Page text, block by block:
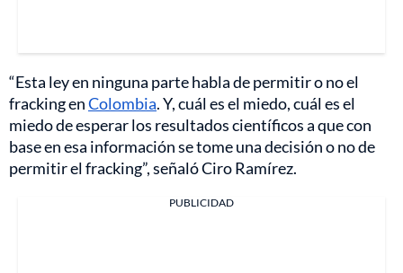
“Esta ley en ninguna parte habla de permitir o no el
fracking enColombia. Y, cuál es el miedo, cuál es el
miedo de esperar los resultados científicos a que con
base en esa información se tome una decisión o no de
permitir el fracking”, señaló Ciro Ramírez.
PUBLICIDAD